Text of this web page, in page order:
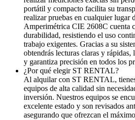
portátil y compacto facilita su
realizar pruebas en cualquier lugar
Amperimétrica CIE 2608C cuenta
durabilidad, resistiendo el uso
trabajo exigentes. Gracias a su
obtendrás lecturas claras y
y garantiza precisión en todos los
¿Por qué elegir ST RENTAL?
Al alquilar con ST RENTAL,
equipos de alta calidad sin
inversión. Nuestros equipos se
excelente estado y son revisados
asegurando que ofrezcan el